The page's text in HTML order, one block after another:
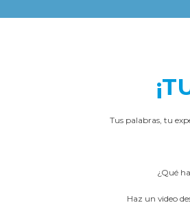
Tus palabras, tu
¿Qué
Haz un video